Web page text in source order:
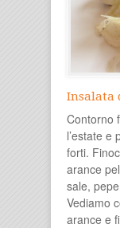
Insalata
Contorno
l’estate e
forti.
arance
sale,
Vediamo
arance e